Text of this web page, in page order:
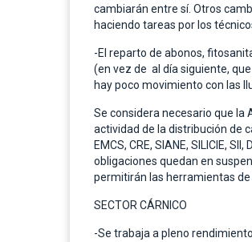
cambiarán entre sí. Otros
haciendo tareas por los
-El reparto de abonos,
(en vez de al día siguiente,
hay poco movimiento con las
Se considera necesario que la
actividad de la distribución de
EMCS, CRE, SIANE, SILICIE,
obligaciones quedan en
permitirán las herramientas de
SECTOR CÁRNICO
-Se trabaja a pleno